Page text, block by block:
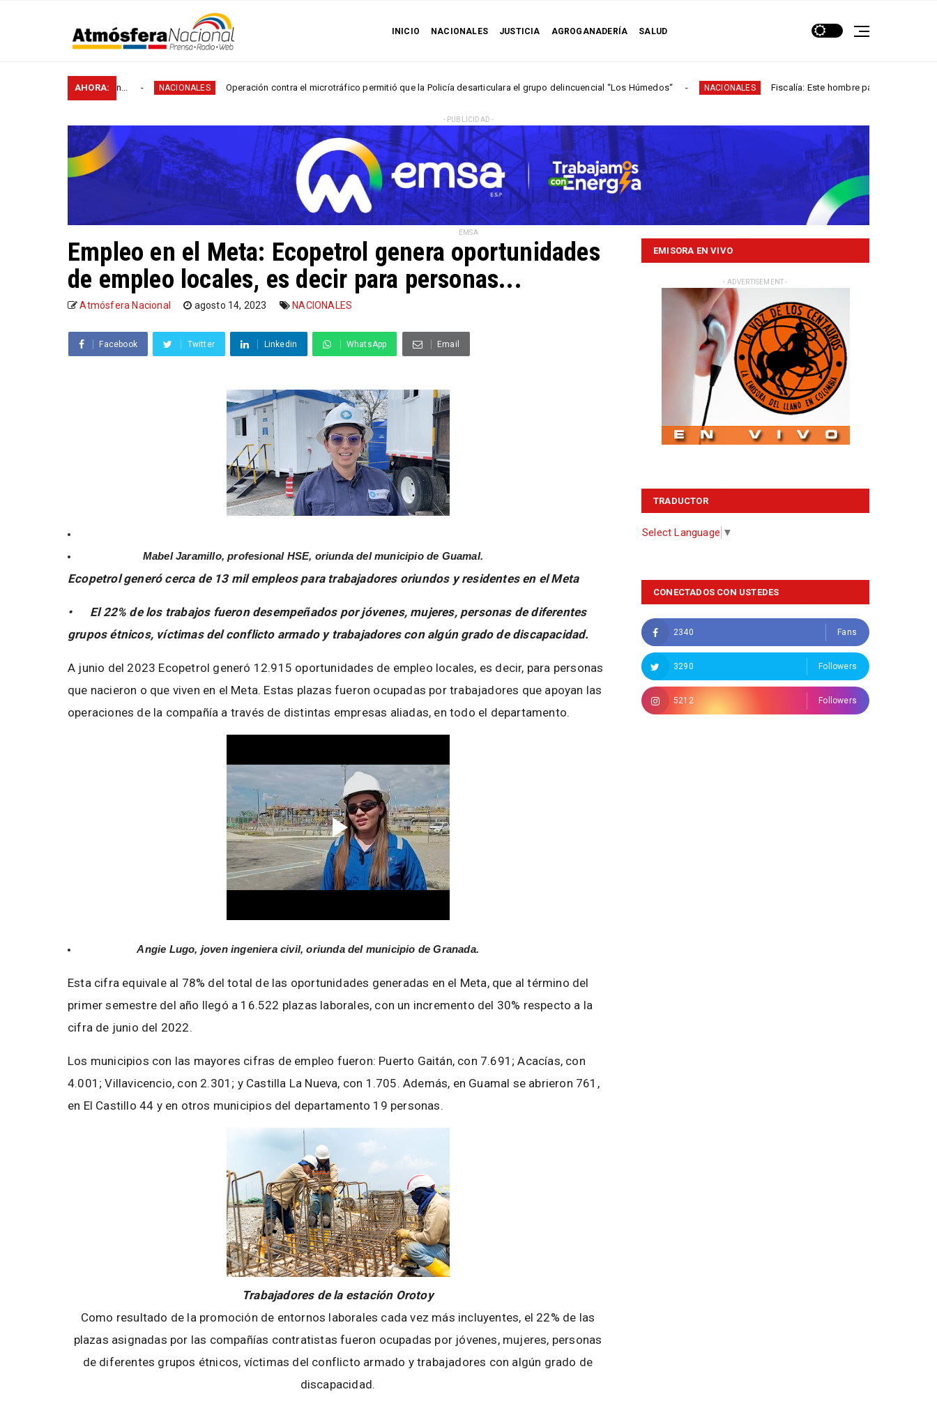
INICIO NACIONALES JUSTICIA AGROGANADERÍA SALUD
AHORA:
NACIONALES Operación contra el microtráfico permitió que la Policía desarticulara el grupo delincuencial “Los Húmedos“ NACIONALES Fiscalía: Este hombre participó en más de 60 homicidios
- PUBLICIDAD -
EMSA
Empleo en el Meta: Ecopetrol genera oportunidades
de empleo locales, es decir para personas...
Atmósfera Nacional agosto 14, 2023 NACIONALES
Facebook Twitter Linkedin WhatsApp Email
Mabel Jaramillo, profesional HSE, oriunda del municipio de Guamal.
Ecopetrol generó cerca de 13 mil empleos para trabajadores oriundos y residentes en el Meta
•
El 22% de los trabajos fueron desempeñados por jóvenes, mujeres, personas de diferentes
grupos étnicos, víctimas del conflicto armado y trabajadores con algún grado de discapacidad.
A junio del 2023 Ecopetrol generó 12.915 oportunidades de empleo locales, es decir, para personas
que nacieron o que viven en el Meta. Estas plazas fueron ocupadas por trabajadores que apoyan las
operaciones de la compañía a través de distintas empresas aliadas, en todo el departamento.
Angie Lugo, joven ingeniera civil, oriunda del municipio de Granada.
Esta cifra equivale al 78% del total de las oportunidades generadas en el Meta, que al término del
primer semestre del año llegó a 16.522 plazas laborales, con un incremento del 30% respecto a la
cifra de junio del 2022.
Los municipios con las mayores cifras de empleo fueron: Puerto Gaitán, con 7.691; Acacías, con
4.001; Villavicencio, con 2.301; y Castilla La Nueva, con 1.705. Además, en Guamal se abrieron 761,
en El Castillo 44 y en otros municipios del departamento 19 personas.
Trabajadores de la estación Orotoy
Como resultado de la promoción de entornos laborales cada vez más incluyentes, el 22% de las
plazas asignadas por las compañías contratistas fueron ocupadas por jóvenes, mujeres, personas
de diferentes grupos étnicos, víctimas del conflicto armado y trabajadores con algún grado de
discapacidad.
EMISORA EN VIVO
- ADVERTISEMENT -
TRADUCTOR
Select Language ▼
CONECTADOS CON USTEDES
2340 Fans
3290 Followers
5212 Followers